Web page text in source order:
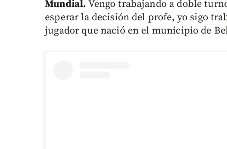
Mundial. Vengo trabajando a doble
esperar la decisión del profe, yo sigo
jugador que nació en el municipio de